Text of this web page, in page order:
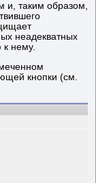
и, таким образом,
неадекватных
к нему.
кнопки (см.